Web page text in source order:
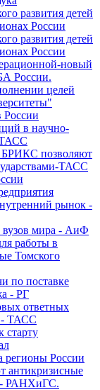
развития детей
России
развития детей
России
новый
России.
целей
России
в научно-
ТАСС
позволяют
ТАСС
рынок -
мира - АиФ
работы в
Томского
по поставке
- РГ
ответных
- ТАСС
старту
регионы России
антикризисные
- РАНХиГС.